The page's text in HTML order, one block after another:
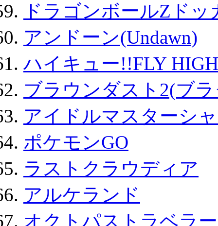
ドラゴンボールZド
アンドーン(Undawn)
ハイキュー!!FLY HIGH
ブラウンダスト2(ブ
アイドルマスターシ
ポケモンGO
ラストクラウディア
アルケランド
オクトパストラベラ